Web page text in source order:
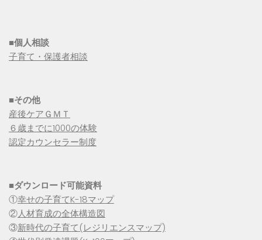
■個人相談
子育て・保護者相談
■その他
産後ケアＧＭＴ
６歳までに1000の体験
認定カウンセラー制度
■ダウンロード可能資料
①幸せの子育てK-18マップ
②人材育成の全体構造図
③新時代の子育て(レジリエンスマップ)